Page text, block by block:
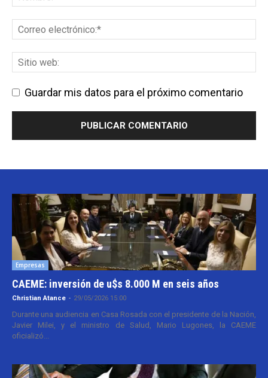
Guardar mis datos para el próximo comentario
Empresas
CAEME: inversión de u$s 8.000 M en seis años
Christian Atance - 29/05/2026 15:00
Durante una audiencia en Casa Rosada con el presidente de la Nación,
Javier Milei, y el ministro de Salud, Mario Lugones, la CAEME
oficializó...